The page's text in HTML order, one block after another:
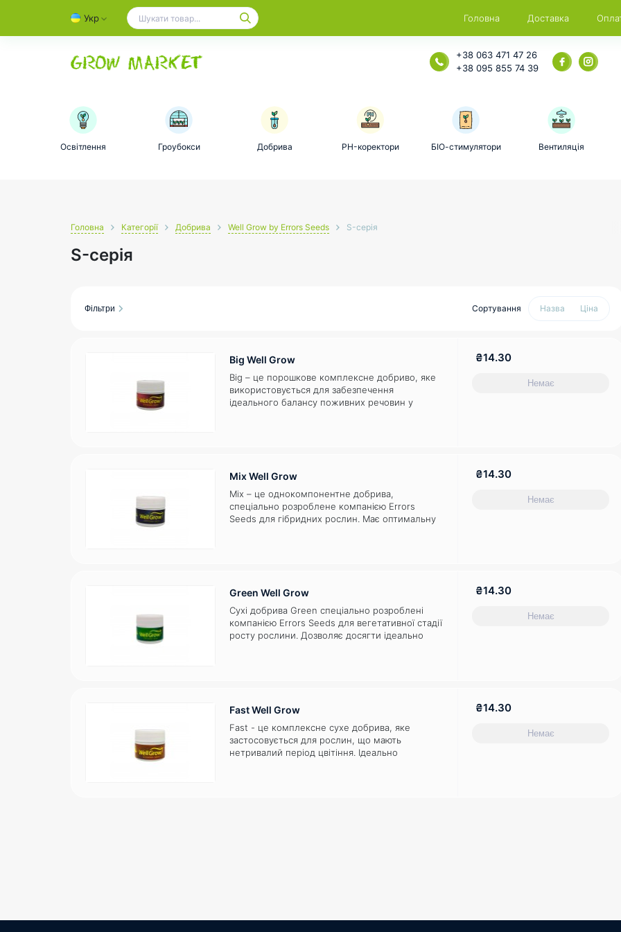
Укр Головна Доставка
+38 063 471 47 26
+38 095 855 74 39
Освітлення Гроубокси Добрива PH-коректори БІО-стимулятори Вентиляція
Головна Категорії Добрива Well Grow by Errors Seeds S-серія
S-серія
Фільтри Сортування Назва Ціна
WellGrow 4
Big Well Grow
Big – це порошкове комплексне добриво, яке
використовується для забезпечення
ідеального балансу поживних речовин у
₴14.30
Немає
Mix Well Grow
Mix – це однокомпонентне добрива,
спеціально розроблене компанією Errors
Seeds для гібридних рослин. Має оптимальну
₴14.30
Немає
Green Well Grow
Сухі добрива Green спеціально розроблені
компанією Errors Seeds для вегетативної стадії
росту рослини. Дозволяє досягти ідеально
₴14.30
Немає
Fast Well Grow
Fast - це комплексне сухе добрива, яке
застосовується для рослин, що мають
нетривалий період цвітіння. Ідеально
₴14.30
Немає